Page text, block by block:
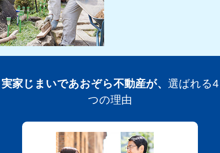
実家じまいであおぞら不動産が、 選ばれる4
つの理由